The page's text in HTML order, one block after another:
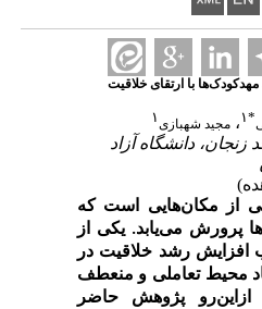
با ارتقای خلاقیت
*۱ ، مجید شهبازی۱
زنجان، دانشگاه آزاد
از مکان‌هایی است که
پرورش می‌یابد. یکی از
افزایش رشد خلاقیت در
محیط تعاملی و منعطف
پژوهش حاضر